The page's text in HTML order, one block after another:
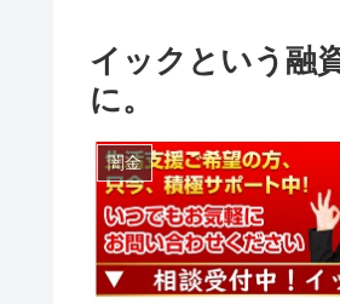
イックという融
に。
闇金